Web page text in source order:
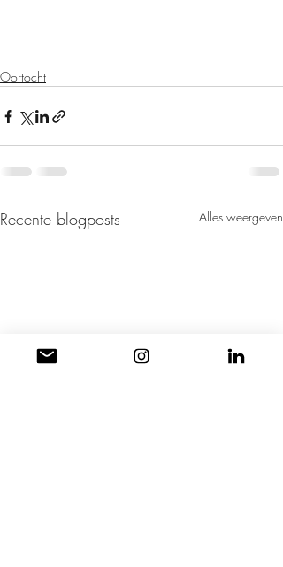
Oortocht
Recente blogposts Alles weergeven